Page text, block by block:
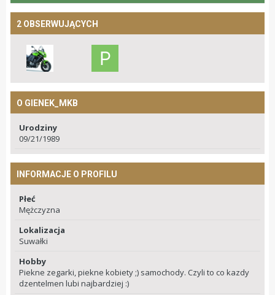
2 OBSERWUJĄCYCH
O GIENEK_MKB
Urodziny
09/21/1989
INFORMACJE O PROFILU
Płeć
Mężczyzna
Lokalizacja
Suwałki
Hobby
Piekne zegarki, piekne kobiety ;) samochody. Czyli to co kazdy
dzentelmen lubi najbardziej :)